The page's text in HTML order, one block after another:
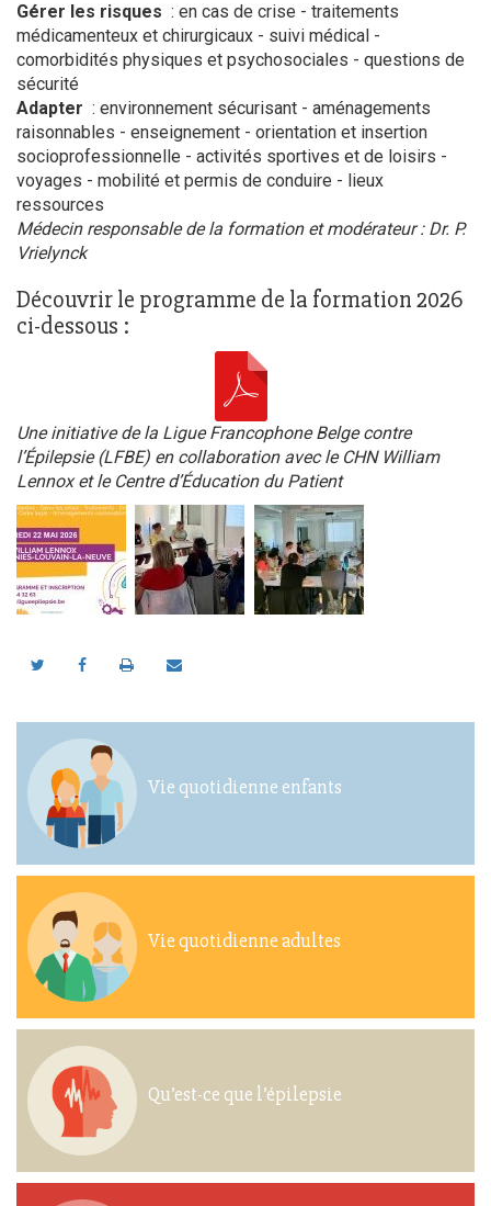
Gérer les risques : en cas de crise - traitements
médicamenteux et chirurgicaux - suivi médical -
comorbidités physiques et psychosociales - questions de
sécurité
Adapter : environnement sécurisant - aménagements
raisonnables - enseignement - orientation et insertion
socioprofessionnelle - activités sportives et de loisirs -
voyages - mobilité et permis de conduire - lieux
ressources
Médecin responsable de la formation et modérateur : Dr. P.
Vrielynck
Découvrir le programme de la formation 2026
ci-dessous :
Une initiative de la Ligue Francophone Belge contre
l’Épilepsie (LFBE) en collaboration avec le CHN William
Lennox et le Centre d’Éducation du Patient
Vie quotidienne enfants
Vie quotidienne adultes
Qu’est-ce que l’épilepsie